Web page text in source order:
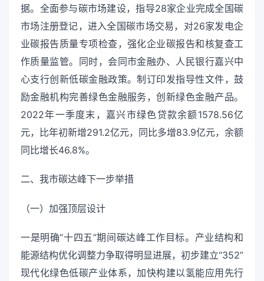
据。全面参与碳市场建设，指导28家企业完成全国碳
市场注册登记，进入全国碳市场交易，对26家发电企
业碳报告质量专项检查，强化企业碳报告和核复查工
作质量监管。同时，会同市金融办、人民银行嘉兴中
心支行创新低碳金融政策。制订印发指导性文件，鼓
励金融机构完善绿色金融服务，创新绿色金融产品。
2022年一季度末，嘉兴市绿色贷款余额1578.56亿
元，比年初新增291.2亿元，同比多增83.9亿元，余额
同比增长46.8%。
二、我市碳达峰下一步举措
（一）加强顶层设计
一是明确“十四五”期间碳达峰工作目标。产业结构和
能源结构优化调整力争取得明显进展，初步建立“352”
现代化绿色低碳产业体系，加快构建以氢能应用先行